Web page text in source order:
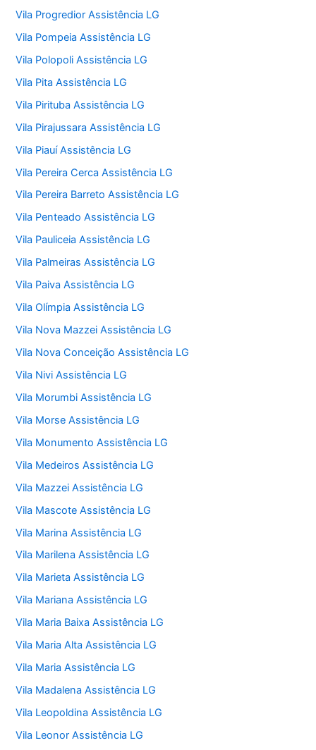
Vila Progredior Assistência LG
Vila Pompeia Assistência LG
Vila Polopoli Assistência LG
Vila Pita Assistência LG
Vila Pirituba Assistência LG
Vila Pirajussara Assistência LG
Vila Piauí Assistência LG
Vila Pereira Cerca Assistência LG
Vila Pereira Barreto Assistência LG
Vila Penteado Assistência LG
Vila Pauliceia Assistência LG
Vila Palmeiras Assistência LG
Vila Paiva Assistência LG
Vila Olímpia Assistência LG
Vila Nova Mazzei Assistência LG
Vila Nova Conceição Assistência LG
Vila Nivi Assistência LG
Vila Morumbi Assistência LG
Vila Morse Assistência LG
Vila Monumento Assistência LG
Vila Medeiros Assistência LG
Vila Mazzei Assistência LG
Vila Mascote Assistência LG
Vila Marina Assistência LG
Vila Marilena Assistência LG
Vila Marieta Assistência LG
Vila Mariana Assistência LG
Vila Maria Baixa Assistência LG
Vila Maria Alta Assistência LG
Vila Maria Assistência LG
Vila Madalena Assistência LG
Vila Leopoldina Assistência LG
Vila Leonor Assistência LG